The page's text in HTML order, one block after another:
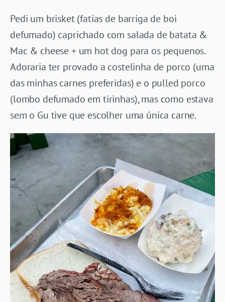
Pedi um brisket (fatias de barriga de boi
defumado) caprichado com salada de batata &
Mac & cheese + um hot dog para os pequenos.
Adoraria ter provado a costelinha de porco (uma
das minhas carnes preferidas) e o pulled porco
(lombo defumado em tirinhas), mas como estava
sem o Gu tive que escolher uma única carne.